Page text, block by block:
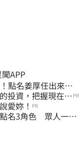
樂星聞APP
！點名姜厚任出來
投資，把握現在不 PR
愛妳！ PR
名3角色 眾人一看